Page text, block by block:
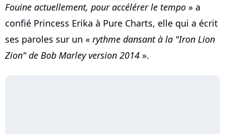
Fouine actuellement, pour accélérer le tempo » a
confié Princess Erika à Pure Charts, elle qui a écrit
ses paroles sur un « rythme dansant à la "Iron Lion
Zion" de Bob Marley version 2014 ».